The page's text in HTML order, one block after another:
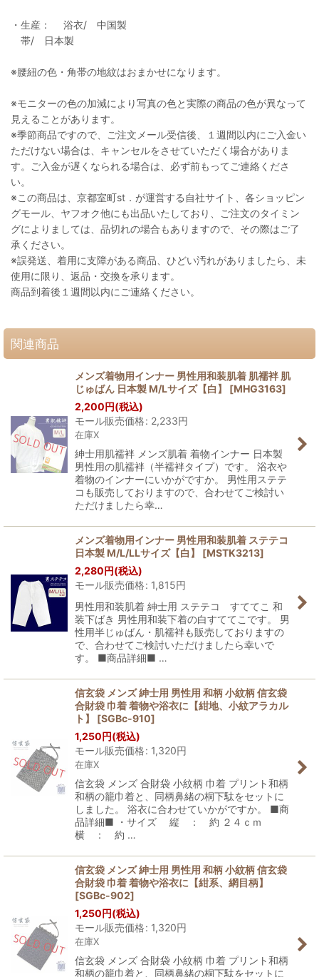
・生産： 浴衣/ 中国製
帯/ 日本製
※腰紐の色・角帯の地紋はおまかせになります。
※モニターの色の加減により写真の色と実際の商品の色が異なって
見えることがあります。
※季節商品ですので、ご注文メール受信後、１週間以内にご入金い
ただけない場合は、キャンセルをさせていただく場合がありま
す。ご入金が遅くなられる場合は、必ず前もってご連絡くださ
い。
※この商品は、京都室町st．が運営する自社サイト、各ショッピン
グモール、ヤフオク他にも出品いたしており、ご注文のタイミン
グによりましては、品切れの場合もありますので、その際はご了
承ください。
※誤発送、着用に支障がある商品、ひどい汚れがありましたら、未
使用に限り、返品・交換を承ります。
商品到着後１週間以内にご連絡ください。
関連商品
メンズ着物用インナー 男性用和装肌着 肌襦袢 肌
じゅばん 日本製 M/Lサイズ【白】
[MHG3163]
2,200円(税込)
モール販売価格: 2,233円
在庫X
紳士用肌襦袢 メンズ肌着 着物インナー 日本製
男性用の肌襦袢（半襦袢タイプ）です。 浴衣や
着物のインナーにいかがですか。 男性用ステテ
コも販売しておりますので、合わせてご検討い
ただけましたら幸…
メンズ着物用インナー 男性用和装肌着 ステテコ
日本製 M/L/LLサイズ【白】
[MSTK3213]
2,280円(税込)
モール販売価格: 1,815円
男性用和装肌着 紳士用 ステテコ すててこ 和
装下ばき 男性用和装下着の白すててこです。 男
性用半じゅばん・肌襦袢も販売しておりますの
で、合わせてご検討いただけましたら幸いで
す。 ■商品詳細■ …
信玄袋 メンズ 紳士用 男性用 和柄 小紋柄 信玄袋
合財袋 巾着 着物や浴衣に【紺地、小紋アラカル
ト】
[SGBc-910]
1,250円(税込)
モール販売価格: 1,320円
在庫X
信玄袋 メンズ 合財袋 小紋柄 巾着 プリント和柄
和柄の籠巾着と、同柄鼻緒の桐下駄をセットに
しました。 浴衣に合わせていかがですか。 ■商
品詳細■ ・サイズ 縦 ： 約 ２４ｃｍ
横 ： 約 …
信玄袋 メンズ 紳士用 男性用 和柄 小紋柄 信玄袋
合財袋 巾着 着物や浴衣に【紺系、網目柄】
[SGBc-902]
1,250円(税込)
モール販売価格: 1,320円
在庫X
信玄袋 メンズ 合財袋 小紋柄 巾着 プリント和柄
和柄の籠巾着と、同柄鼻緒の桐下駄をセットに